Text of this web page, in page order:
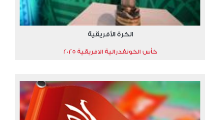
الكرة الأفريقية
كأس الكونفدرالية الافريقية 2025